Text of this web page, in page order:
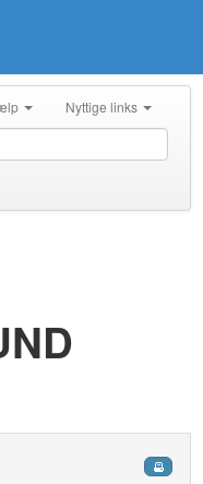
Nyttige links